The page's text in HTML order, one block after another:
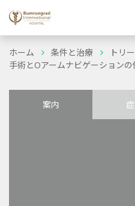
ホーム 条件と治療 トリ
手術とOアームナビゲーション
案内